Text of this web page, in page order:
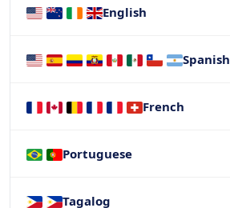
English
Spanish
French
Portuguese
Tagalog